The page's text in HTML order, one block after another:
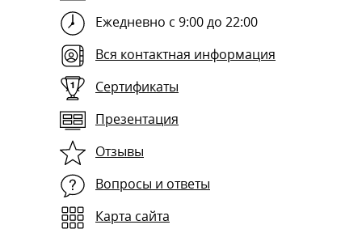
Ежедневно с 9:00 до 22:00
Вся контактная информация
Сертификаты
Презентация
Отзывы
Вопросы и ответы
Карта сайта